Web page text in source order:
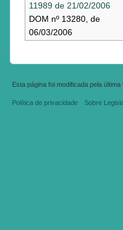
11989 de 21/02/2006
DOM nº 13280, de
06/03/2006
Esta página foi modificada pela
Política de privacidade Sobre